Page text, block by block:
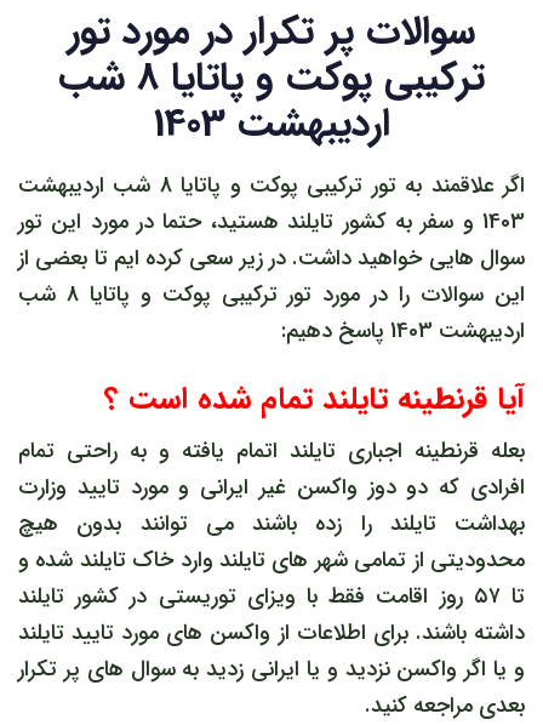
سوالات پر تکرار در مورد تور
ترکیبی پوکت و پاتایا 8 شب
اردیبهشت 1403
اگر علاقمند به تور ترکیبی پوکت و پاتایا 8 شب اردیبهشت
1403 و سفر به کشور تایلند هستید، حتما در مورد این تور
سوال هایی خواهید داشت. در زیر سعی کرده ایم تا بعضی از
این سوالات را در مورد تور ترکیبی پوکت و پاتایا 8 شب
اردیبهشت 1403 پاسخ دهیم:
آیا قرنطینه تایلند تمام شده است ؟
بعله قرنطینه اجباری تایلند اتمام یافته و به راحتی تمام
افرادی که دو دوز واکسن غیر ایرانی و مورد تایید وزارت
بهداشت تایلند را زده باشند می توانند بدون هیچ
محدودیتی از تمامی شهر های تایلند وارد خاک تایلند شده و
تا ۵۷ روز اقامت فقط با ویزای توریستی در کشور تایلند
داشته باشند. برای اطلاعات از واکسن های مورد تایید تایلند
و یا اگر واکسن نزدید و یا ایرانی زدید به سوال های پر تکرار
بعدی مراجعه کنید.